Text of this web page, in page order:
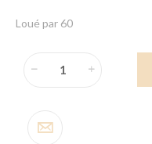
Loué par 60